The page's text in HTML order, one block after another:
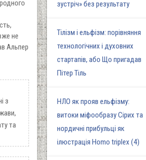
не
Альпер
з
та
зустріч» без результату
Тілізм і ельфізм: порівняння
технологічних і духовних
стартапів, або Що пригадав
Пітер Тіль
НЛО як прояв ельфізму:
витоки міфообразу Сірих та
нордичні прибульці як
ілюстрація Homo triplex (4)